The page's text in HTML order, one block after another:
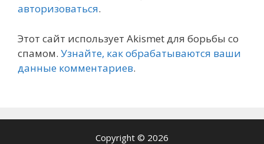
авторизоваться.
Этот сайт использует Akismet для борьбы со
спамом. Узнайте, как обрабатываются ваши
данные комментариев.
Copyright © 2026